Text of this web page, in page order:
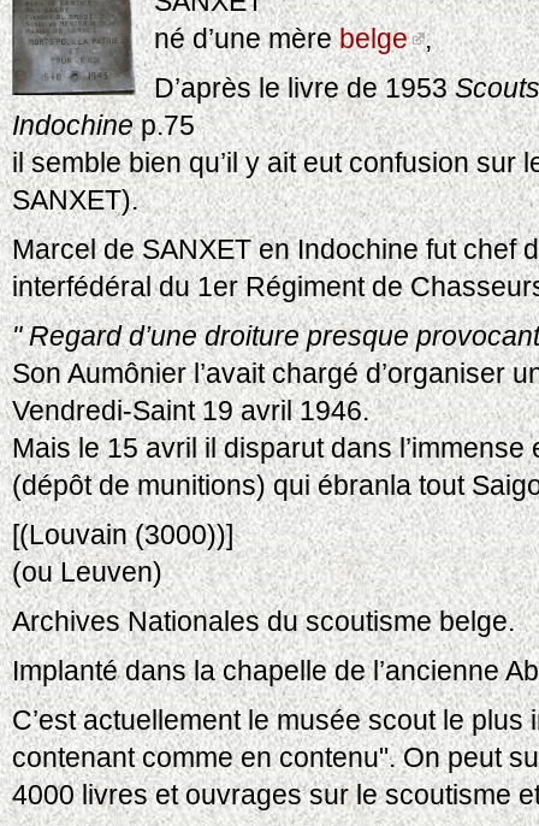
né d’une mèrebelge ,
D’après le livre de 1953
Indochinep.75
il semble bien qu’il y ait eut confusion sur
SANXET).
Marcel de SANXET en Indochine fut chef
interfédéral du 1er Régiment de
" Regard d’une droiture presque
Son Aumônier l’avait chargé d’organiser
Vendredi-Saint 19 avril 1946.
Mais le 15 avril il disparut dans
(dépôt de munitions) qui ébranla tout
[(Louvain (3000))]
(ou Leuven)
Archives Nationales du scoutisme belge.
Implanté dans la chapelle de l’ancienne
C’est actuellement le musée scout le plus
contenant comme en contenu". On peut
4000 livres et ouvrages sur le scoutisme